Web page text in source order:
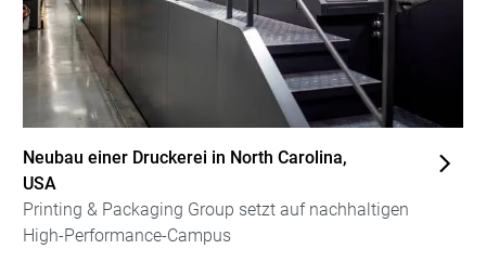
Neubau einer Druckerei in North Carolina,
USA
Printing & Packaging Group setzt auf nachhaltigen
High-Performance-Campus